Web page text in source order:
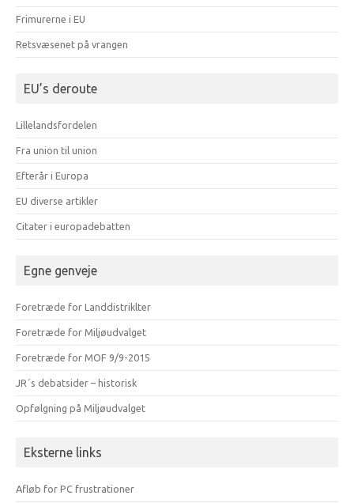
Frimurerne i EU
Retsvæsenet på vrangen
EU’s deroute
Lillelandsfordelen
Fra union til union
Efterår i Europa
EU diverse artikler
Citater i europadebatten
Egne genveje
Foretræde for Landdistriklter
Foretræde for Miljøudvalget
Foretræde for MOF 9/9-2015
JR´s debatsider – historisk
Opfølgning på Miljøudvalget
Eksterne links
Afløb for PC frustrationer